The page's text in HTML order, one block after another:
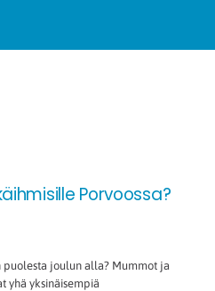
Porvoossa?
puolesta joulun alla? Mummot ja
yhä yksinäisempiä